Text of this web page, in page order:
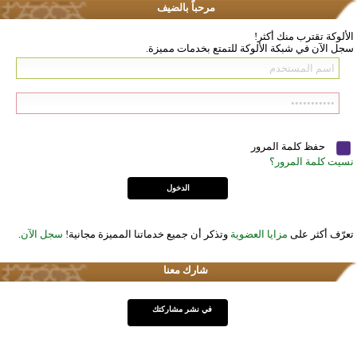
مرحباً بالضيف
الألوكة تقترب منك أكثر!
سجل الآن في شبكة الألوكة للتمتع بخدمات مميزة.
حفظ كلمة المرور
نسيت كلمة المرور؟
تعرّف أكثر على مزايا العضوية وتذكر أن جميع خدماتنا المميزة مجانية! سجل الآن
شارك معنا
في نشر مشاركتك